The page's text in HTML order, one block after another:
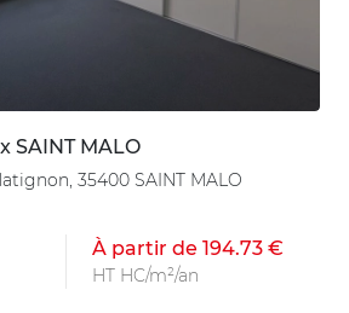
SAINT MALO
35400 SAINT MALO
À partir de 194.73 €
HT HC/m²/an